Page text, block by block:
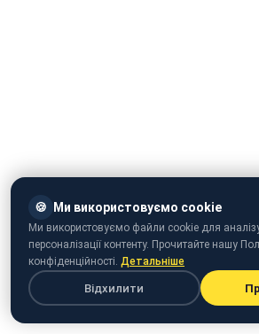
Рецепт сендвіча з кабачків
🍪 Ми використовуємо cookie
Ми використовуємо файли cookie для аналізу
персоналізації контенту. Прочитайте нашу
конфіденційності. Детальніше
Відхилити